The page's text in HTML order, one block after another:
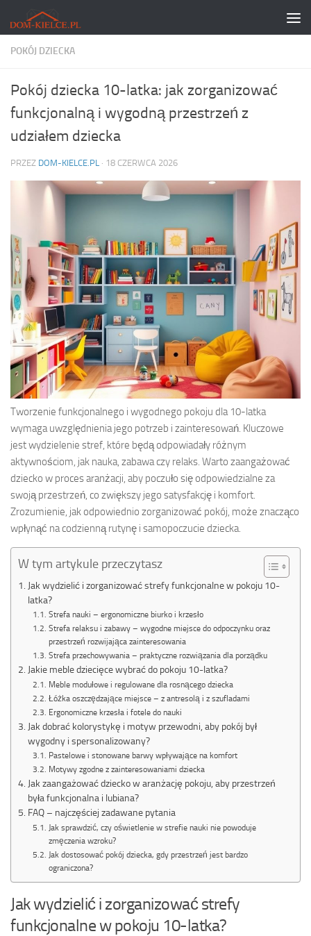
Skip to content
POKÓJ DZIECKA
Pokój dziecka 10-latka: jak zorganizować
funkcjonalną i wygodną przestrzeń z
udziałem dziecka
PRZEZ DOM-KIELCE.PL · 18 CZERWCA 2026
Tworzenie funkcjonalnego i wygodnego pokoju dla 10-latka
wymaga uwzględnienia jego potrzeb i zainteresowań. Kluczowe
jest wydzielenie stref, które będą odpowiadały różnym
aktywnościom, jak nauka, zabawa czy relaks. Warto zaangażować
dziecko w proces aranżacji, aby poczuło się odpowiedzialne za
swoją przestrzeń, co zwiększy jego satysfakcję i komfort.
Zrozumienie, jak odpowiednio zorganizować pokój, może znacząco
wpłynąć na codzienną rutynę i samopoczucie dziecka.
W tym artykule przeczytasz
Jak wydzielić i zorganizować strefy funkcjonalne w pokoju 10-
latka?
Strefa nauki – ergonomiczne biurko i krzesło
Strefa relaksu i zabawy – wygodne miejsce do odpoczynku oraz
przestrzeń rozwijająca zainteresowania
Strefa przechowywania – praktyczne rozwiązania dla porządku
Jakie meble dziecięce wybrać do pokoju 10-latka?
Meble modułowe i regulowane dla rosnącego dziecka
Łóżka oszczędzające miejsce – z antresolą i z szufladami
Ergonomiczne krzesła i fotele do nauki
Jak dobrać kolorystykę i motyw przewodni, aby pokój był
wygodny i spersonalizowany?
Pastelowe i stonowane barwy wpływające na komfort
Motywy zgodne z zainteresowaniami dziecka
Jak zaangażować dziecko w aranżację pokoju, aby przestrzeń
była funkcjonalna i lubiana?
FAQ – najczęściej zadawane pytania
Jak sprawdzić, czy oświetlenie w strefie nauki nie powoduje
zmęczenia wzroku?
Jak dostosować pokój dziecka, gdy przestrzeń jest bardzo
ograniczona?
Jak wydzielić i zorganizować strefy
funkcjonalne w pokoju 10-latka?